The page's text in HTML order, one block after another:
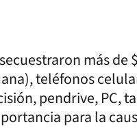
más de
teléfonos
pendrive, PC,
para la